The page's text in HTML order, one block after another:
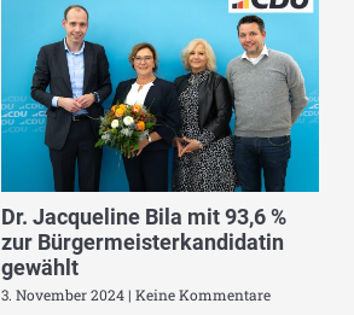
Dr. Jacqueline Bila mit 93,6 %
zur Bürgermeisterkandidatin
gewählt
3. November 2024 Keine Kommentare